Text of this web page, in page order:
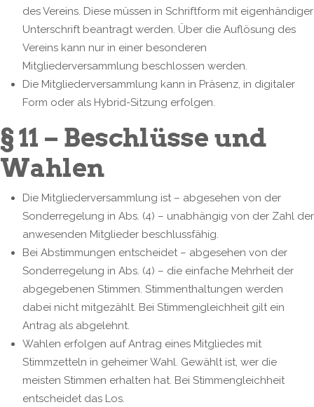
des Vereins. Diese müssen in Schriftform mit eigenhändiger
Unterschrift beantragt werden. Über die Auflösung des
Vereins kann nur in einer besonderen
Mitgliederversammlung beschlossen werden.
Die Mitgliederversammlung kann in Präsenz, in digitaler
Form oder als Hybrid-Sitzung erfolgen.
§ 11 – Beschlüsse und
Wahlen
Die Mitgliederversammlung ist – abgesehen von der
Sonderregelung in Abs. (4) – unabhängig von der Zahl der
anwesenden Mitglieder beschlussfähig.
Bei Abstimmungen entscheidet – abgesehen von der
Sonderregelung in Abs. (4) – die einfache Mehrheit der
abgegebenen Stimmen. Stimmenthaltungen werden
dabei nicht mitgezählt. Bei Stimmengleichheit gilt ein
Antrag als abgelehnt.
Wahlen erfolgen auf Antrag eines Mitgliedes mit
Stimmzetteln in geheimer Wahl. Gewählt ist, wer die
meisten Stimmen erhalten hat. Bei Stimmengleichheit
entscheidet das Los.